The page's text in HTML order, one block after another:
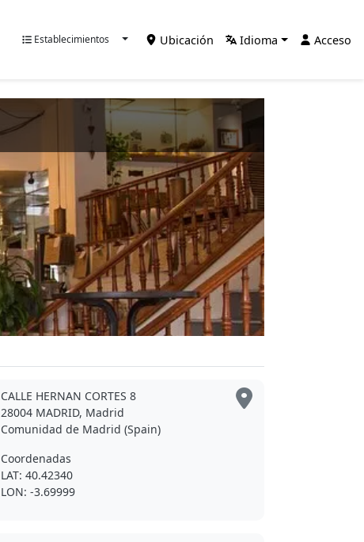
Establecimientos Ubicación Idioma Acceso
CALLE HERNAN CORTES 8
28004 MADRID, Madrid
Comunidad de Madrid (Spain)
Coordenadas
LAT: 40.42340
LON: -3.69999